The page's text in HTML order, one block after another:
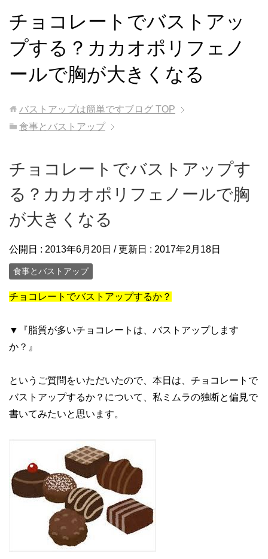
チョコレートでバストアッ
プする？カカオポリフェノ
ールで胸が大きくなる
バストアップは簡単ですブログ TOP
食事とバストアップ
チョコレートでバストアップす
る？カカオポリフェノールで胸
が大きくなる
公開日 : 2013年6月20日 / 更新日 : 2017年2月18日
食事とバストアップ
チョコレートでバストアップするか？
▼『脂質が多いチョコレートは、バストアップします
か？』
というご質問をいただいたので、本日は、チョコレートで
バストアップするか？について、私ミムラの独断と偏見で
書いてみたいと思います。